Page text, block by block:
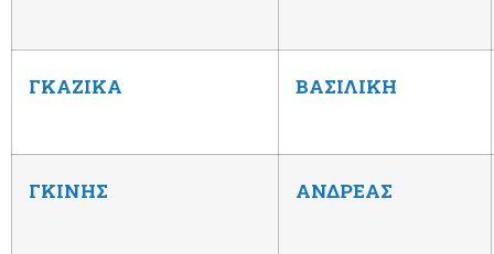
ΓΚΑΖΙΚΑ ΒΑΣΙΛΙΚΗ
ΓΚΙΝΗΣ ΑΝΔΡΕΑΣ